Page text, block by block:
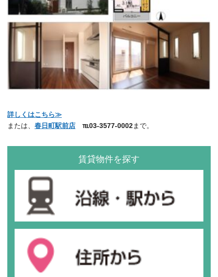
詳しくはこちら≫
または、 春日町駅前店 ℡03-3577-0002まで。
賃貸物件を探す